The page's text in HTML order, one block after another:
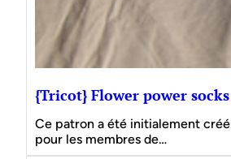
{Tricot} Flower power socks
Ce patron a été initialement créé
pour les membres de…